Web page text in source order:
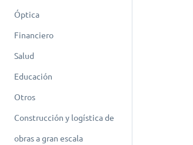
Óptica
Financiero
Salud
Educación
Otros
Construcción y logística de
obras a gran escala